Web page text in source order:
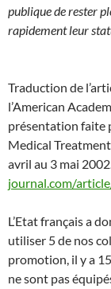
publique de rester
rapidement leur
Traduction de
l’American
présentation faite
Medical
avril au 3 mai
journal.com/
L’Etat français a
utiliser 5 de nos
promotion, il y a
ne sont pas